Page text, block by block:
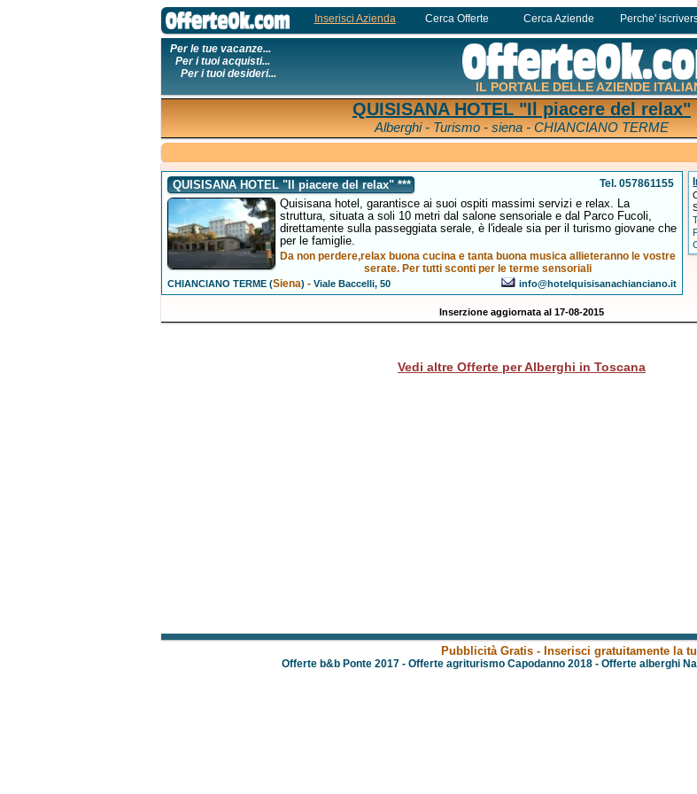
Inserisci Azienda Cerca Offerte Cerca Aziende Perche'
Per le tue vacanze...
Per i tuoi acquisti...
Per i tuoi desideri...
IL PORTALE DELLE AZIENDE
QUISISANA HOTEL "Il piacere del relax"
Alberghi - Turismo - siena - CHIANCIANO TERME
QUISISANA HOTEL "Il piacere del relax" *** Tel. 057861155
Quisisana hotel, garantisce ai suoi ospiti massimi servizi e relax. La
struttura, situata a soli 10 metri dal salone sensoriale e dal Parco Fucoli,
direttamente sulla passeggiata serale, è l'ideale sia per il turismo giovane che
per le famiglie.
Da non perdere,relax buona cucina e tanta buona musica allieteranno le vostre
serate. Per tutti sconti per le terme sensoriali
CHIANCIANO TERME (Siena) -Viale Baccelli, 50 info@hotelquisisanachianciano.it
Inserzione aggiornata al 17-08-2015
Vedi altre Offerte per Alberghi in Toscana
Pubblicità Gratis - Inserisci gratuitamente la
Offerte b&b Ponte 2017 - Offerte agriturismo Capodanno 2018 - Offerte alberghi